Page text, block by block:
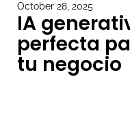
October 28, 2025
IA
perfecta
tu negocio